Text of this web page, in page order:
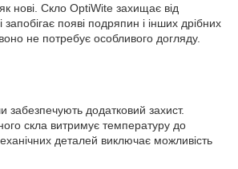
нові. Скло OptiWite захищає від
запобігає появі подряпин і інших дрібних
не потребує особливого догляду.
забезпечують додатковий захист.
скла витримує температуру до
деталей виключає можливість